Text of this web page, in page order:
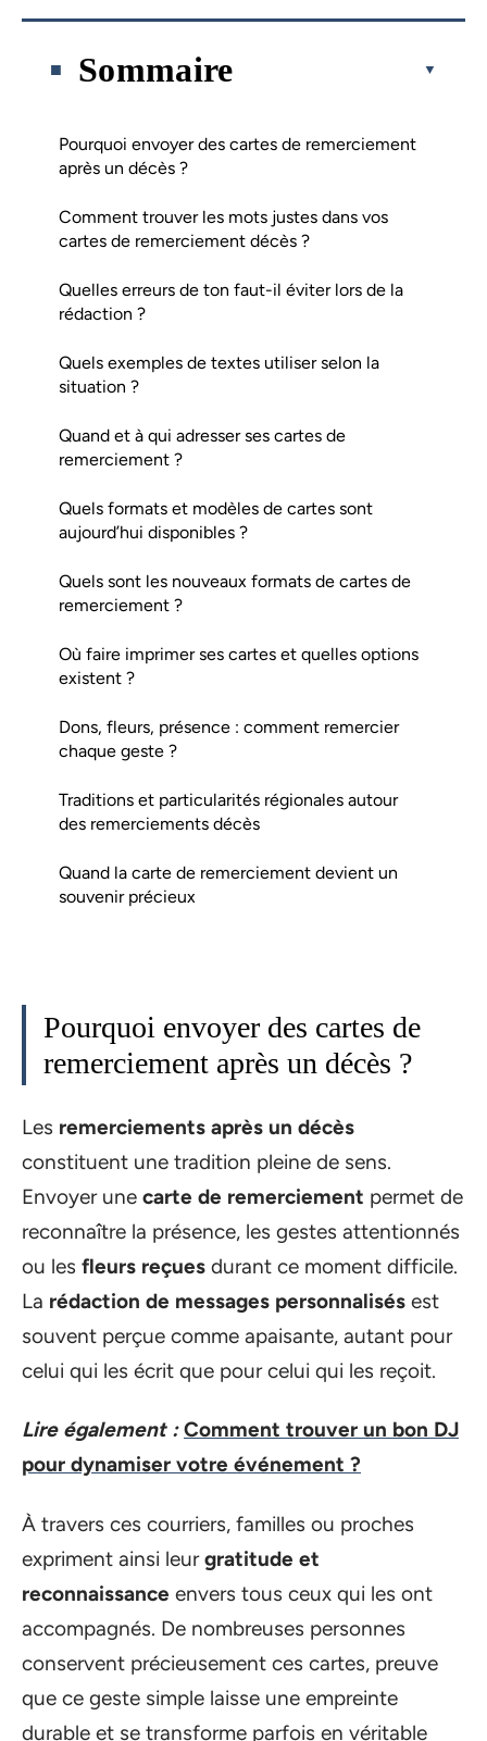
Sommaire
Pourquoi envoyer des cartes de remerciement
après un décès ?
Comment trouver les mots justes dans vos
cartes de remerciement décès ?
Quelles erreurs de ton faut-il éviter lors de la
rédaction ?
Quels exemples de textes utiliser selon la
situation ?
Quand et à qui adresser ses cartes de
remerciement ?
Quels formats et modèles de cartes sont
aujourd’hui disponibles ?
Quels sont les nouveaux formats de cartes de
remerciement ?
Où faire imprimer ses cartes et quelles options
existent ?
Dons, fleurs, présence : comment remercier
chaque geste ?
Traditions et particularités régionales autour
des remerciements décès
Quand la carte de remerciement devient un
souvenir précieux
Pourquoi envoyer des cartes de
remerciement après un décès ?
Les remerciements après un décès
constituent une tradition pleine de sens.
Envoyer une carte de remerciement permet de
reconnaître la présence, les gestes attentionnés
ou les fleurs reçues durant ce moment difficile.
La rédaction de messages personnalisés est
souvent perçue comme apaisante, autant pour
celui qui les écrit que pour celui qui les reçoit.
Lire également : Comment trouver un bon DJ
pour dynamiser votre événement ?
À travers ces courriers, familles ou proches
expriment ainsi leurgratitude et
reconnaissance envers tous ceux qui les ont
accompagnés. De nombreuses personnes
conservent précieusement ces cartes, preuve
que ce geste simple laisse une empreinte
durable et se transforme parfois en véritable